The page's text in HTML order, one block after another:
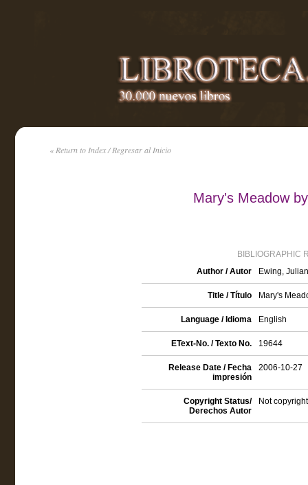
« Return to Index / Regresar al Inicio
Mary's Meadow
BIBLIOGRAPHIC
Author / Autor
Ewing,
Title / Título Mary's
Language / Idioma English
EText-No. / Texto No. 19644
Release Date / Fecha
impresión
2006-10-27
Copyright Status/
Derechos Autor
Not